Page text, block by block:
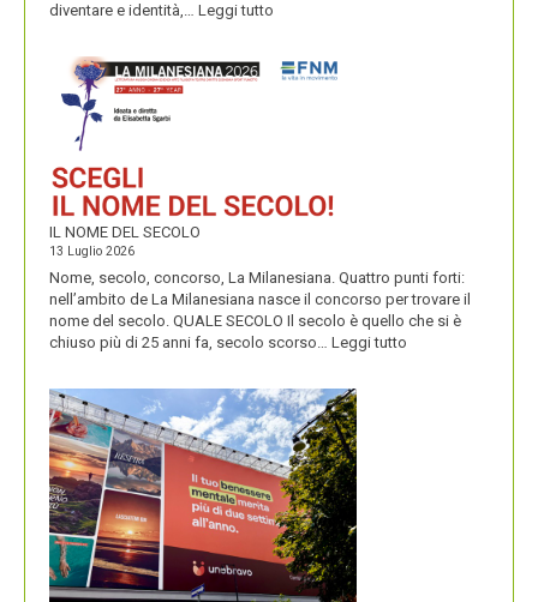
diventare e identità,… Leggi tutto
E
IL NOME DEL SECOLO
13 Luglio 2026
Nome, secolo, concorso, La Milanesiana. Quattro punti forti:
nell’ambito de La Milanesiana nasce il concorso per trovare il
nome del secolo. QUALE SECOLO Il secolo è quello che si è
chiuso più di 25 anni fa, secolo scorso… Leggi tutto